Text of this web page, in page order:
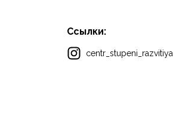
Ссылки:
centr_stupeni_razvitiya